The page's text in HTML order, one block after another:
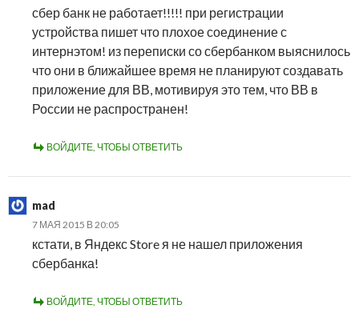
сбер банк не работает!!!!! при регистрации
устройства пишет что плохое соединение с
интернэтом! из переписки со сбербанком выяснилось
что они в ближайшее время не планируют создавать
приложение для ВВ, мотивируя это тем, что ВВ в
России не распространен!
ВОЙДИТЕ, ЧТОБЫ ОТВЕТИТЬ
mad
7 МАЯ 2015 В 20:05
кстати, в Яндекс Store я не нашел приложения
сбербанка!
ВОЙДИТЕ, ЧТОБЫ ОТВЕТИТЬ